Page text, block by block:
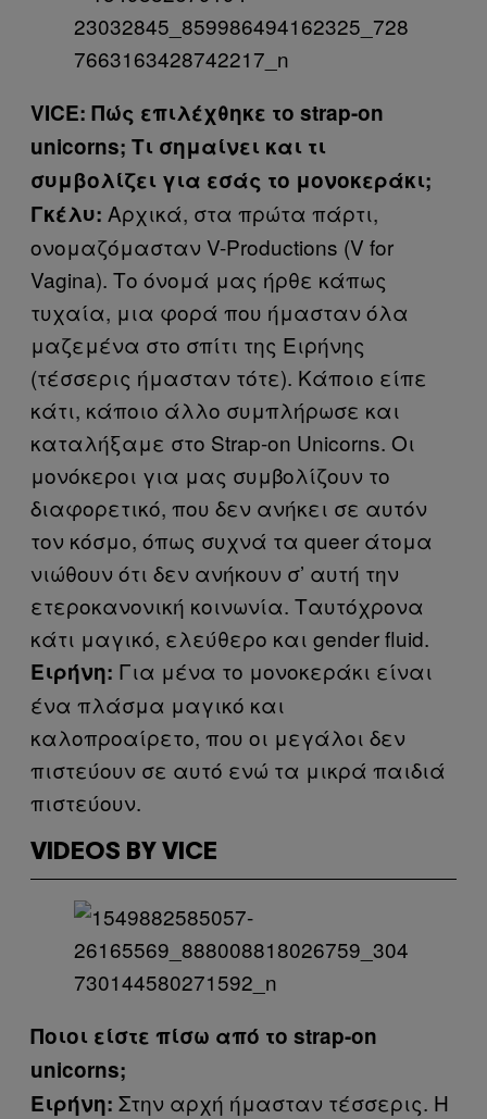
VICE: Πώς επιλέχθηκε το strap-on
unicorns; Tι σημαίνει και τι
συμβολίζει για εσάς το μονοκεράκι;
Γκέλυ: Αρχικά, στα πρώτα πάρτι,
ονομαζόμασταν V-Productions (V for
Vagina). Το όνομά μας ήρθε κάπως
τυχαία, μια φορά που ήμασταν όλα
μαζεμένα στο σπίτι της Ειρήνης
(τέσσερις ήμασταν τότε). Κάποιο είπε
κάτι, κάποιο άλλο συμπλήρωσε και
καταλήξαμε στο Strap-on Unicorns. Οι
μονόκεροι για μας συμβολίζουν το
διαφορετικό, που δεν ανήκει σε αυτόν
τον κόσμο, όπως συχνά τα queer άτομα
νιώθουν ότι δεν ανήκουν σ’ αυτή την
ετεροκανονική κοινωνία. Ταυτόχρονα
κάτι μαγικό, ελεύθερο και gender fluid.
Ειρήνη: Για μένα το μονοκεράκι είναι
ένα πλάσμα μαγικό και
καλοπροαίρετο, που οι μεγάλοι δεν
πιστεύουν σε αυτό ενώ τα μικρά παιδιά
πιστεύουν.
VIDEOS BY VICE
Ποιοι είστε πίσω από το strap-on
unicorns;
Ειρήνη: Στην αρχή ήμασταν τέσσερις. Η